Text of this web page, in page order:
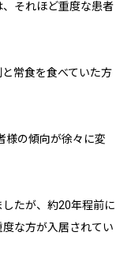
それほど重度な患者
常食を食べていた方
様の傾向が徐々に変
たが、約20年程前に
な方が入居されてい